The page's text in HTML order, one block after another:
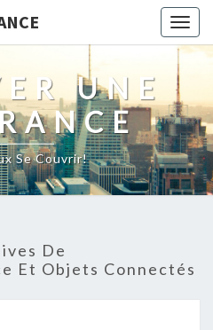
UNE
Se Couvrir!
De
Et Objets Connectés